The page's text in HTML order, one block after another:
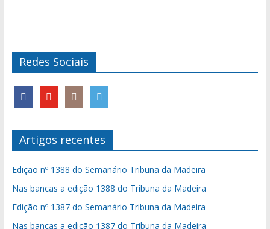
Redes Sociais
Artigos recentes
Edição nº 1388 do Semanário Tribuna da Madeira
Nas bancas a edição 1388 do Tribuna da Madeira
Edição nº 1387 do Semanário Tribuna da Madeira
Nas bancas a edição 1387 do Tribuna da Madeira